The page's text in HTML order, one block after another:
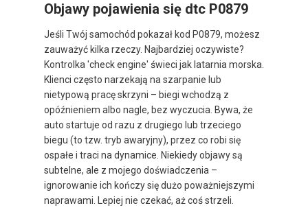
Objawy pojawienia się dtc P0879
Jeśli Twój samochód pokazał kod P0879, możesz
zauważyć kilka rzeczy. Najbardziej oczywiste?
Kontrolka 'check engine' świeci jak latarnia morska.
Klienci często narzekają na szarpanie lub
nietypową pracę skrzyni – biegi wchodzą z
opóźnieniem albo nagle, bez wyczucia. Bywa, że
auto startuje od razu z drugiego lub trzeciego
biegu (to tzw. tryb awaryjny), przez co robi się
ospałe i traci na dynamice. Niekiedy objawy są
subtelne, ale z mojego doświadczenia –
ignorowanie ich kończy się dużo poważniejszymi
naprawami. Lepiej nie czekać, aż coś strzeli.